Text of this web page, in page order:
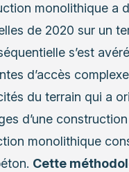
monolithique a
de 2020 sur un
s’est
d’accès
du terrain qui a
d’une
monolithique
Cette